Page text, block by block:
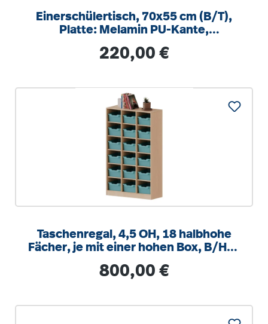
Einerschülertisch, 70x55 cm (B/T),
Platte: Melamin PU-Kante,
Regulärer Preis:
220,00 €
Taschenregal, 4,5 OH, 18 halbhohe
Fächer, je mit einer hohen Box, B/H/T
Regulärer Preis:
800,00 €